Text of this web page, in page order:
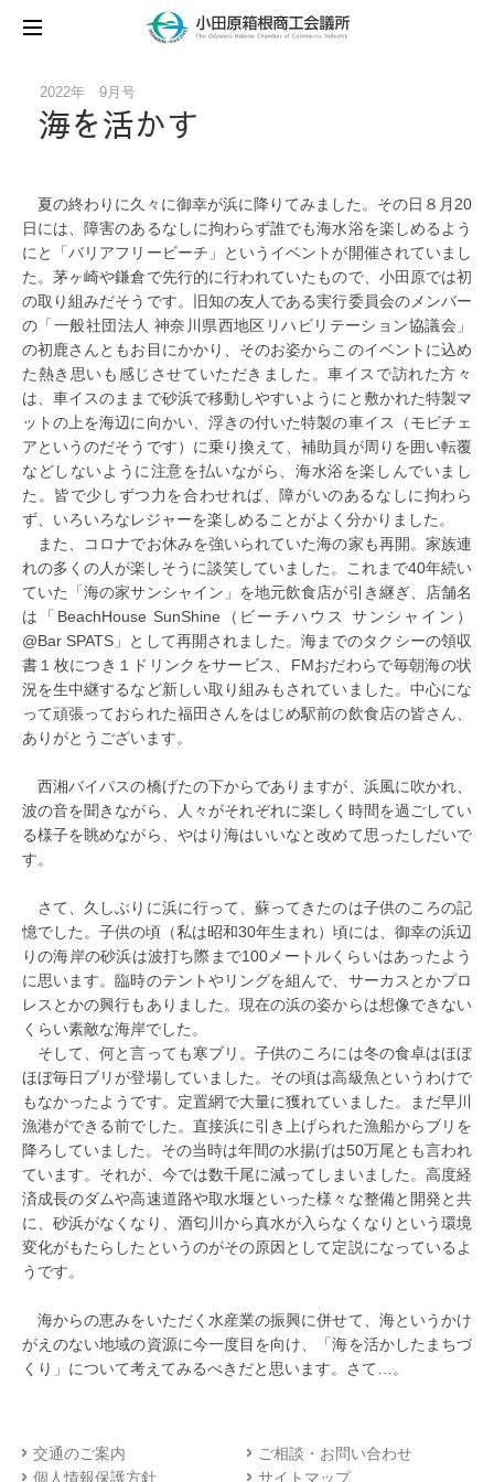
2022年 9月号
海を活かす
夏の終わりに久々に御幸が浜に降りてみました。その日８月20
日には、障害のあるなしに拘わらず誰でも海水浴を楽しめるよう
にと「バリアフリービーチ」というイベントが開催されていまし
た。茅ヶ崎や鎌倉で先行的に行われていたもので、小田原では初
の取り組みだそうです。旧知の友人である実行委員会のメンバー
の「一般社団法人 神奈川県西地区リハビリテーション協議会」
の初鹿さんともお目にかかり、そのお姿からこのイベントに込め
た熱き思いも感じさせていただきました。車イスで訪れた方々
は、車イスのままで砂浜で移動しやすいようにと敷かれた特製マ
ットの上を海辺に向かい、浮きの付いた特製の車イス（モビチェ
アというのだそうです）に乗り換えて、補助員が周りを囲い転覆
などしないように注意を払いながら、海水浴を楽しんでいまし
た。皆で少しずつ力を合わせれば、障がいのあるなしに拘わら
ず、いろいろなレジャーを楽しめることがよく分かりました。
また、コロナでお休みを強いられていた海の家も再開。家族連
れの多くの人が楽しそうに談笑していました。これまで40年続い
ていた「海の家サンシャイン」を地元飲食店が引き継ぎ、店舗名
は「BeachHouse SunShine（ビーチハウス サンシャイン）
@Bar SPATS」として再開されました。海までのタクシーの領収
書１枚につき１ドリンクをサービス、FMおだわらで毎朝海の状
況を生中継するなど新しい取り組みもされていました。中心にな
って頑張っておられた福田さんをはじめ駅前の飲食店の皆さん、
ありがとうございます。
西湘バイパスの橋げたの下からでありますが、浜風に吹かれ、
波の音を聞きながら、人々がそれぞれに楽しく時間を過ごしてい
る様子を眺めながら、やはり海はいいなと改めて思ったしだいで
す。
さて、久しぶりに浜に行って、蘇ってきたのは子供のころの記
憶でした。子供の頃（私は昭和30年生まれ）頃には、御幸の浜辺
りの海岸の砂浜は波打ち際まで100メートルくらいはあったよう
に思います。臨時のテントやリングを組んで、サーカスとかプロ
レスとかの興行もありました。現在の浜の姿からは想像できない
くらい素敵な海岸でした。
そして、何と言っても寒ブリ。子供のころには冬の食卓はほぼ
ほぼ毎日ブリが登場していました。その頃は高級魚というわけで
もなかったようです。定置網で大量に獲れていました。まだ早川
漁港ができる前でした。直接浜に引き上げられた漁船からブリを
降ろしていました。その当時は年間の水揚げは50万尾とも言われ
ています。それが、今では数千尾に減ってしまいました。高度経
済成長のダムや高速道路や取水堰といった様々な整備と開発と共
に、砂浜がなくなり、酒匂川から真水が入らなくなりという環境
変化がもたらしたというのがその原因として定説になっているよ
うです。
海からの恵みをいただく水産業の振興に併せて、海というかけ
がえのない地域の資源に今一度目を向け、「海を活かしたまちづ
くり」について考えてみるべきだと思います。さて…。
交通のご案内
ご相談・お問い合わせ
個人情報保護方針
サイトマップ